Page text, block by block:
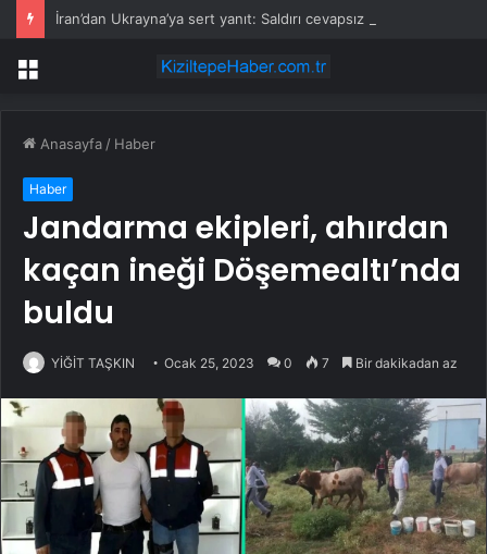
İran’dan Ukrayna’ya sert yanıt: Saldırı cevapsız kalmayacak
Menü
Anasayfa / Haber
Haber
Jandarma ekipleri, ahırdan
kaçan ineği Döşemealtı’nda
buldu
YİĞİT TAŞKIN Ocak 25, 2023 0 7 Bir dakikadan az